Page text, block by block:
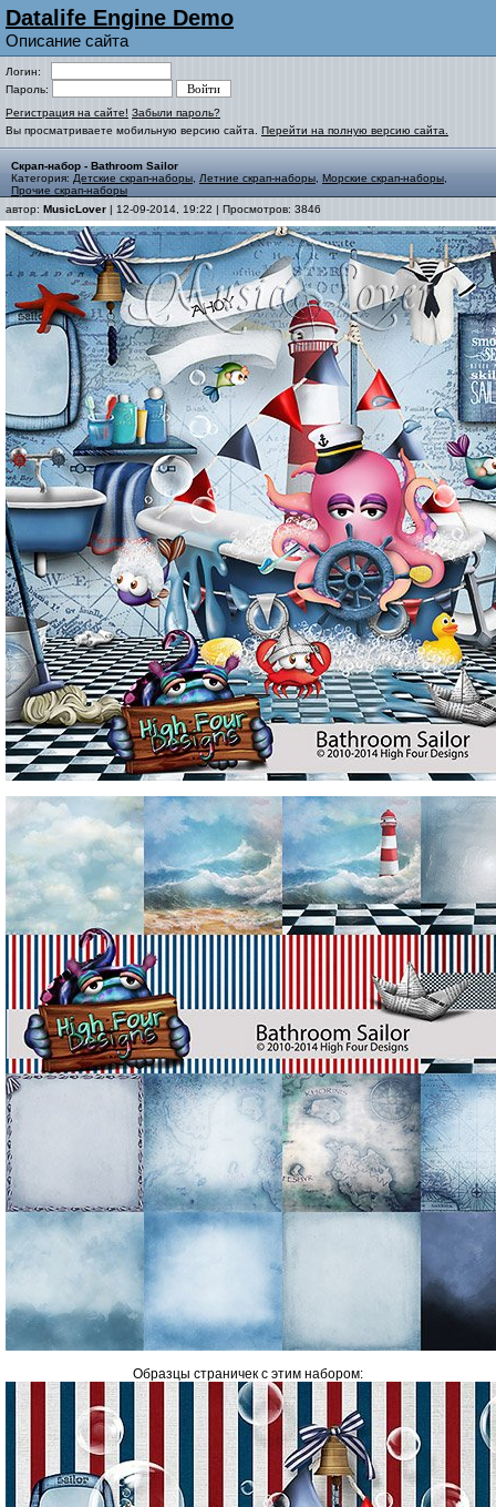
Datalife Engine Demo
Описание сайта
Логин:
Пароль:
Регистрация на сайте! Забыли пароль?
Вы просматриваете мобильную версию сайта. Перейти на полную версию сайта.
Скрап-набор - Bathroom Sailor
Категория: Детские скрап-наборы Летние скрап-наборы Морские скрап-наборы
Прочие скрап-наборы
автор: MusicLover | 12-09-2014, 19:22 | Просмотров: 3846
Образцы страничек с этим набором: